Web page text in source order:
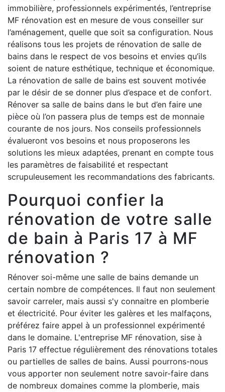
immobilière, professionnels expérimentés, l’entreprise
MF rénovation est en mesure de vous conseiller sur
l’aménagement, quelle que soit sa configuration. Nous
réalisons tous les projets de rénovation de salle de
bains dans le respect de vos besoins et envies qu’ils
soient de nature esthétique, technique et économique.
La rénovation de salle de bains est souvent motivée
par le désir de se donner plus d’espace et de confort.
Rénover sa salle de bains dans le but d’en faire une
pièce où l’on passera plus de temps est de monnaie
courante de nos jours. Nos conseils professionnels
évalueront vos besoins et nous proposerons les
solutions les mieux adaptées, prenant en compte tous
les paramètres de faisabilité et respectant
scrupuleusement les recommandations des fabricants.
Pourquoi confier la
rénovation de votre salle
de bain à Paris 17 à MF
rénovation ?
Rénover soi-même une salle de bains demande un
certain nombre de compétences. Il faut non seulement
savoir carreler, mais aussi s'y connaitre en plomberie
et électricité. Pour éviter les galères et les malfaçons,
préférez faire appel à un professionnel expérimenté
dans le domaine. L'entreprise MF rénovation, sise à
Paris 17 effectue régulièrement des rénovations totales
ou partielles de salles de bains. Aussi pourrons-nous
vous apporter non seulement notre savoir-faire dans
de nombreux domaines comme la plomberie, mais